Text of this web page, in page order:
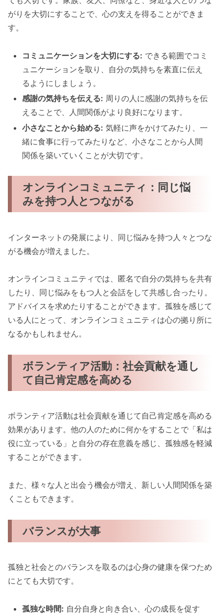
がりを大切にすることで、心の支えを得ることができま
す。
コミュニケーションを大切にする: できる範囲でコミ
ュニケーションを取り、自分の気持ちを素直に伝え
るようにしましょう。
感謝の気持ちを伝える: 周りの人に感謝の気持ちを伝
えることで、人間関係がより良好になります。
小さなことから始める: 気軽に声をかけてみたり、一
緒に食事に行ってみたりなど、小さなことから人間
関係を築いていくことが大切です。
オンラインコミュニティ：同じ悩
みを持つ人とつながる
インターネットの発展により、同じ悩みを持つ人々とつな
がる機会が増えました。
オンラインコミュニティでは、匿名で自分の気持ちを共有
したり、同じ悩みをもつ人と会話をして共感し合ったり。
アドバイスを求めたりすることができます。孤独を感じて
いる人にとって、オンラインコミュニティは心の拠り所に
なるかもしれません。
ボランティア活動：社会貢献を通し
て自己肯定感を高める
ボランティア活動は社会貢献を通じて自己肯定感を高める
効果があります。他の人のために何かをすることで「私は
役に立っている」と自分の存在意義を感じ、孤独感を軽減
することができます。
また、様々な人と出会う機会が増え、新しい人間関係を築
くこともできます。
バランスが大事
孤独と社会とのバランスを取るのは心身の健康を保つため
にとても大切です。
孤独な時間: 自分自身と向き合い、心の成長を促す